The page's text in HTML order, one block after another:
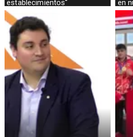
establecimientos"
en